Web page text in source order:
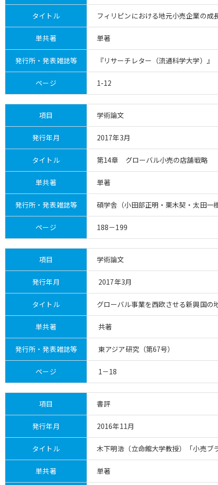
タイトル フィリピンにおける地元小売企業の成
単共著 単著
発行所・発表雑誌等 『リサーチレター（流通科学大学）』
ページ 1-12
項目 学術論文
発行年月 2017年3月
タイトル 第14章 グローバル小売の店舗戦略
単共著 単著
発行所・発表雑誌等 碩学舎（小田部正明・栗木契・太田一
ページ 188－199
項目 学術論文
発行年月 2017年3月
タイトル グローバル事業を西欧させる新興国の
単共著 共著
発行所・発表雑誌等 東アジア研究（第67号）
ページ 1－18
項目 書評
発行年月 2016年11月
タイトル 木下明浩（立命館大学教授）「小売
単共著 単著